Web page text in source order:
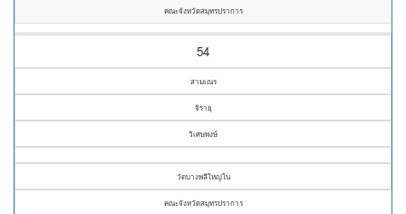
คณะจังหวัดสมุทรปราการ
54
สามเณร
จิรายุ
วิเศษพงษ์
วัดบางพลีใหญ่ใน
คณะจังหวัดสมุทรปราการ